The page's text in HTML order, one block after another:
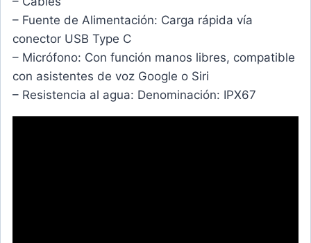
– Fuente de Alimentación: Carga rápida vía
conector USB Type C
– Micrófono: Con función manos libres, compatible
con asistentes de voz Google o Siri
– Resistencia al agua: Denominación: IPX67